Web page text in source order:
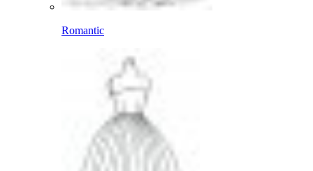
Romantic